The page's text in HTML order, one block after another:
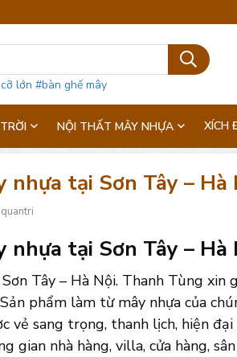
lớn #bàn ghế mây
NỘI THẤT MÂY NHỰA XÍCH
nhựa tại Sơn Tây –
nhựa tại Sơn Tây –
Tây – Hà Nội. Thanh Tùng
phẩm làm từ mây nhựa của
vẻ sang trọng, thanh lịch, hiện
gian nhà hàng, villa, cửa hàng,